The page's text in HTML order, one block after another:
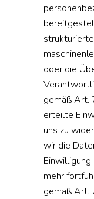
oder die
gemäß Art.
erteilte
uns zu
wir die
mehr
gemäß Art.